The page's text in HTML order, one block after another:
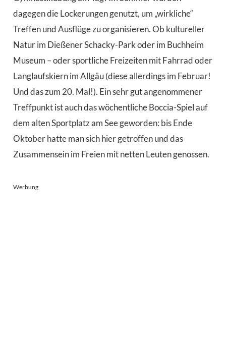
dagegen die Lockerungen genutzt, um „wirkliche“
Treffen und Ausflüge zu organisieren. Ob kultureller
Natur im Dießener Schacky-Park oder im Buchheim
Museum – oder sportliche Freizeiten mit Fahrrad oder
Langlaufskiern im Allgäu (diese allerdings im Februar!
Und das zum 20. Mal!). Ein sehr gut angenommener
Treffpunkt ist auch das wöchentliche Boccia-Spiel auf
dem alten Sportplatz am See geworden: bis Ende
Oktober hatte man sich hier getroffen und das
Zusammensein im Freien mit netten Leuten genossen.
Werbung